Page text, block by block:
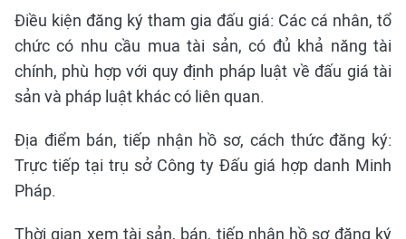
Điều kiện đăng ký tham gia đấu giá: Các cá nhân, tổ
chức có nhu cầu mua tài sản, có đủ khả năng tài
chính, phù hợp với quy định pháp luật về đấu giá tài
sản và pháp luật khác có liên quan.
Địa điểm bán, tiếp nhận hồ sơ, cách thức đăng ký:
Trực tiếp tại trụ sở Công ty Đấu giá hợp danh Minh
Pháp.
Thời gian xem tài sản, bán, tiếp nhận hồ sơ đăng ký